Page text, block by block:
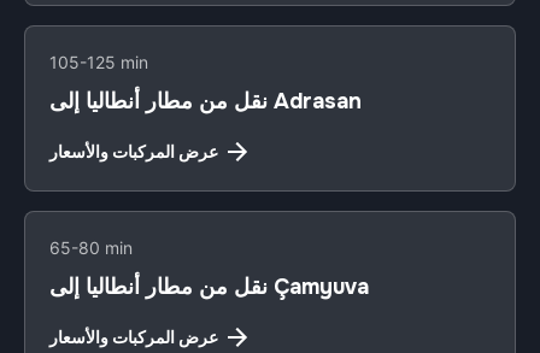
105-125 min
نقل من مطار أنطاليا إلى Adrasan
عرض المركبات والأسعار
65-80 min
نقل من مطار أنطاليا إلى Çamyuva
عرض المركبات والأسعار